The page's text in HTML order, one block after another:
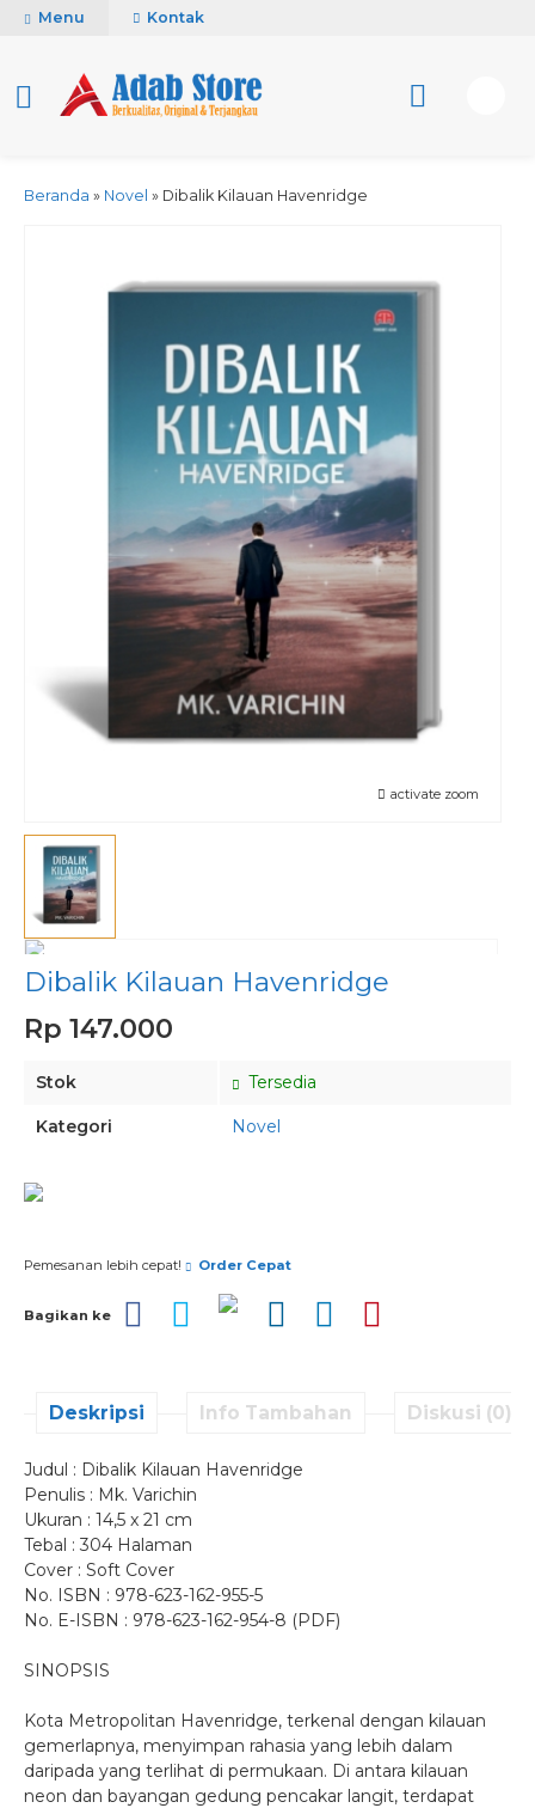
Menu Kontak
Beranda » Novel » Dibalik Kilauan Havenridge
activate zoom
Dibalik Kilauan Havenridge
Rp 147.000
Stok Tersedia
Kategori Novel
Pemesanan lebih cepat! Order Cepat
Bagikan ke
Deskripsi Info Tambahan Diskusi (0)
Judul : Dibalik Kilauan Havenridge
Penulis : Mk. Varichin
Ukuran : 14,5 x 21 cm
Tebal : 304 Halaman
Cover : Soft Cover
No. ISBN : 978-623-162-955-5
No. E-ISBN : 978-623-162-954-8 (PDF)
SINOPSIS
Kota Metropolitan Havenridge, terkenal dengan kilauan
gemerlapnya, menyimpan rahasia yang lebih dalam
daripada yang terlihat di permukaan. Di antara kilauan
neon dan bayangan gedung pencakar langit, terdapat